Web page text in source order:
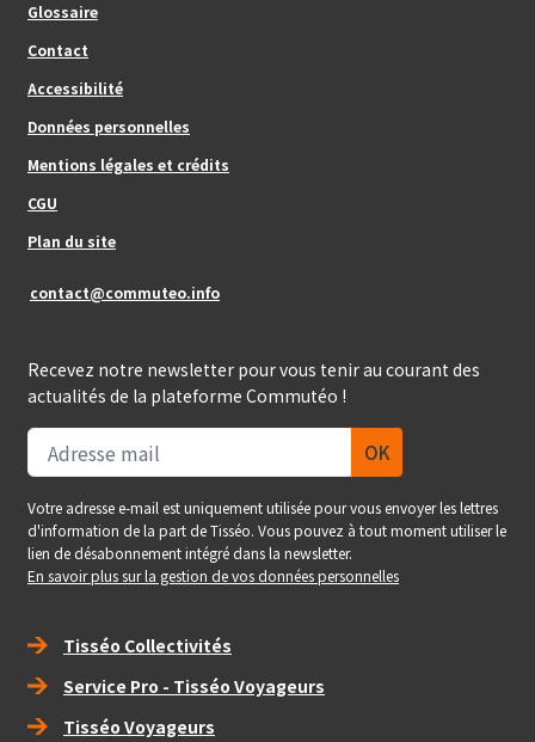
Glossaire
Contact
Footer_center
Accessibilité
Données personnelles
Mentions légales et crédits
CGU
Plan du site
contact@commuteo.info
Recevez notre newsletter pour vous tenir au courant des
actualités de la plateforme Commutéo !
Votre adresse e-mail est uniquement utilisée pour vous envoyer les lettres
d'information de la part de Tisséo. Vous pouvez à tout moment utiliser le
lien de désabonnement intégré dans la newsletter.
En savoir plus sur la gestion de vos données personnelles
Right_footer
Tisséo Collectivités
Service Pro - Tisséo Voyageurs
Tisséo Voyageurs